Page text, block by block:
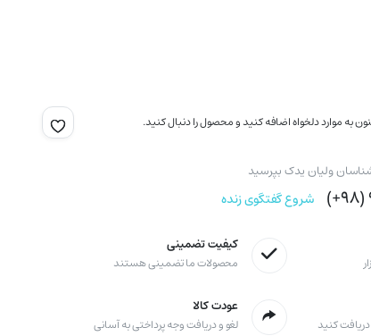
به موارد دلخواه اضافه کنید و محصول را دنبال کنید.
ولیان یدک بپرسید
شروع گفتگوی زنده
کیفیت تضمینی
محصولات ما تضمینی هستند
عودت کالا
لغو و دریافت وجه پرداختی به آسانی